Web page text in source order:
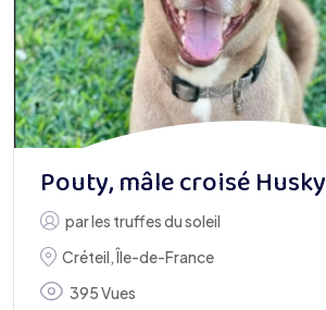
Pouty, mâle croisé Husky
parles truffes du soleil
Créteil,Île-de-France
395 Vues